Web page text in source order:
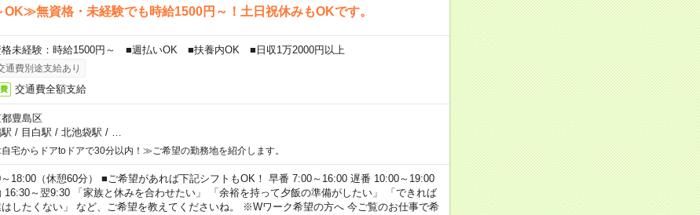
無資格・未経験でも時給1500円～！土日祝休みもOKです。
格未経験：時給1500円～ ■週払いOK ■扶養内OK ■日収1万2000円以上
通費別途支給あり
交通費全額支給
豊島区
/ 目白駅 / 北池袋駅 /
宅からドアtoドアで30分以内！≫ご希望の勤務地を紹介します。
18:00（休憩60分） ■ご希望があれば下記シフトもOK！ 早番 7:00～16:00 遅番 10:00～19:00
16:30～翌9:30 「家族と休みを合わせたい」 「余裕を持って夕飯の準備がしたい」 「できれば
したくない」 など、ご希望を教えてくださいね。 ※Wワーク希望の方へ 今ご覧のお仕事で希